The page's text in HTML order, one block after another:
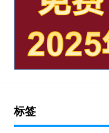
标签